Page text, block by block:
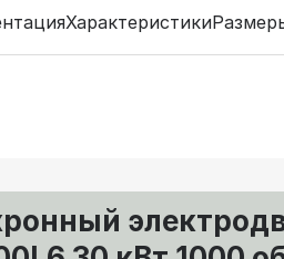
Характеристики